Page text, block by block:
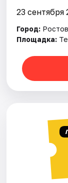
23 сентября
Город:
Площадка: